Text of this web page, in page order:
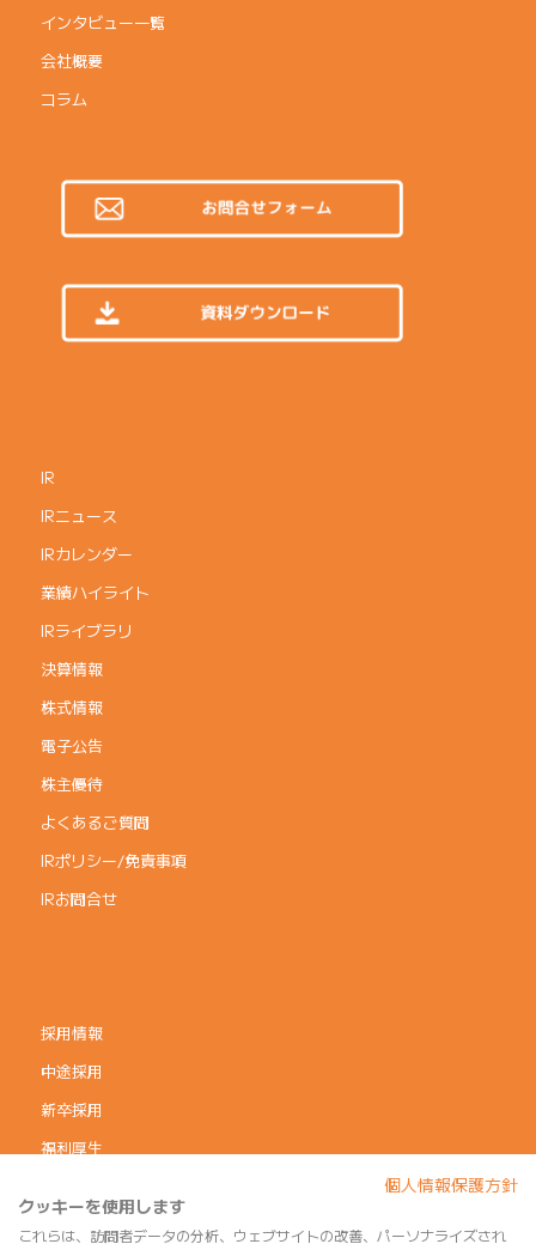
インタビュー一覧
会社概要
コラム
IR
IRニュース
IRカレンダー
業績ハイライト
IRライブラリ
決算情報
株式情報
電子公告
株主優待
よくあるご質問
IRポリシー/免責事項
IRお問合せ
採用情報
中途採用
新卒採用
福利厚生
個人情報保護方針
クッキーを使用します
これらは、訪問者データの分析、ウェブサイトの改善、パーソナライズされ